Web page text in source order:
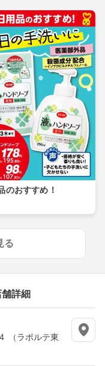
のおすすめ！
る
詳細
（ラポルテ東